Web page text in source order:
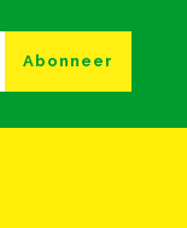
Abonneer